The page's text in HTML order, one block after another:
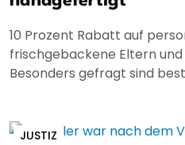
10 Prozent Rabatt auf
frischgebackene Eltern und
Besonders gefragt sind
JUSTIZ